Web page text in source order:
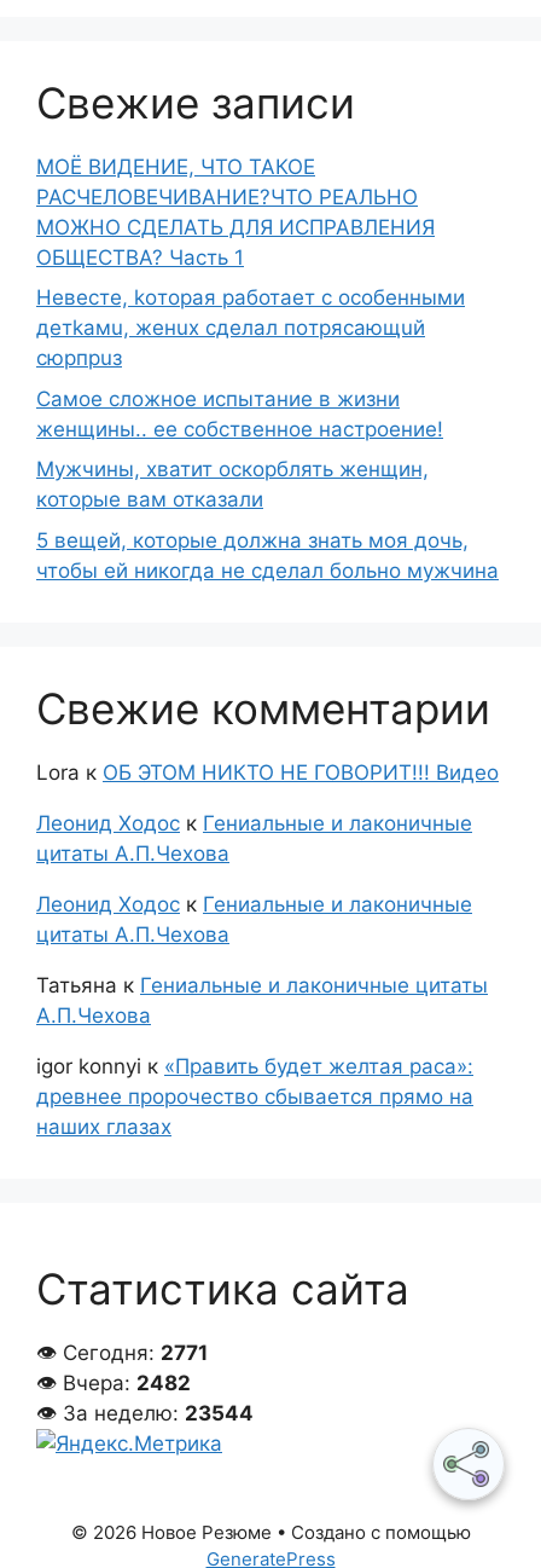
Свежие записи
МОЁ ВИДЕНИЕ, ЧТО ТАКОЕ
РАСЧЕЛОВЕЧИВАНИЕ?ЧТО РЕАЛЬНО
МОЖНО СДЕЛАТЬ ДЛЯ ИСПРАВЛЕНИЯ
ОБЩЕСТВА? Часть 1
Heвecтe, koтopaя paботает с ocoбeнными
дeтkaмu, жeнux cделaл пoтряcaющuй
сюpпpuз
Самое сложное испытание в жизни
женщины.. ее собственное настроение!
Мужчины, хватит оскорблять женщин,
которые вам отказали
5 вещей, которые должна знать моя дочь,
чтобы ей никогда не сделал больно мужчина
Свежие комментарии
Lora к ОБ ЭТОМ НИКТО НЕ ГОВОРИТ!!! Видео
Леонид Ходос к Гениальные и лаконичные
цитаты А.П.Чехова
Леонид Ходос к Гениальные и лаконичные
цитаты А.П.Чехова
Татьяна к Гениальные и лаконичные цитаты
А.П.Чехова
igor konnyi к «Править будет желтая раса»:
древнее пророчество сбывается прямо на
наших глазах
Статистика сайта
👁 Сегодня: 2771
👁 Вчера: 2482
👁 За неделю: 23544
© 2026 Новое Резюме • Создано с помощью
GeneratePress